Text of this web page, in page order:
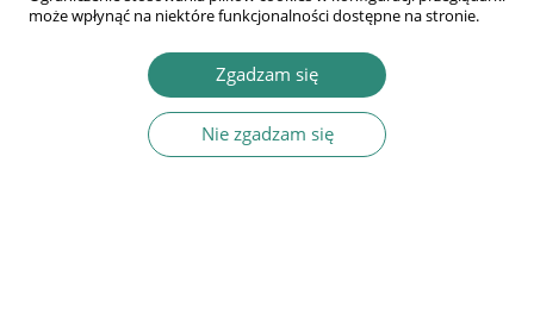
może wpłynąć na niektóre funkcjonalności dostępne na stronie.
Zgadzam się
Nie zgadzam się
Beata Stefanek-Finda
Bezrobocie przyczyną zagrożenia szkoły